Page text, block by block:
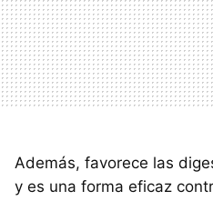
Además, favorece las
y es una forma eficaz